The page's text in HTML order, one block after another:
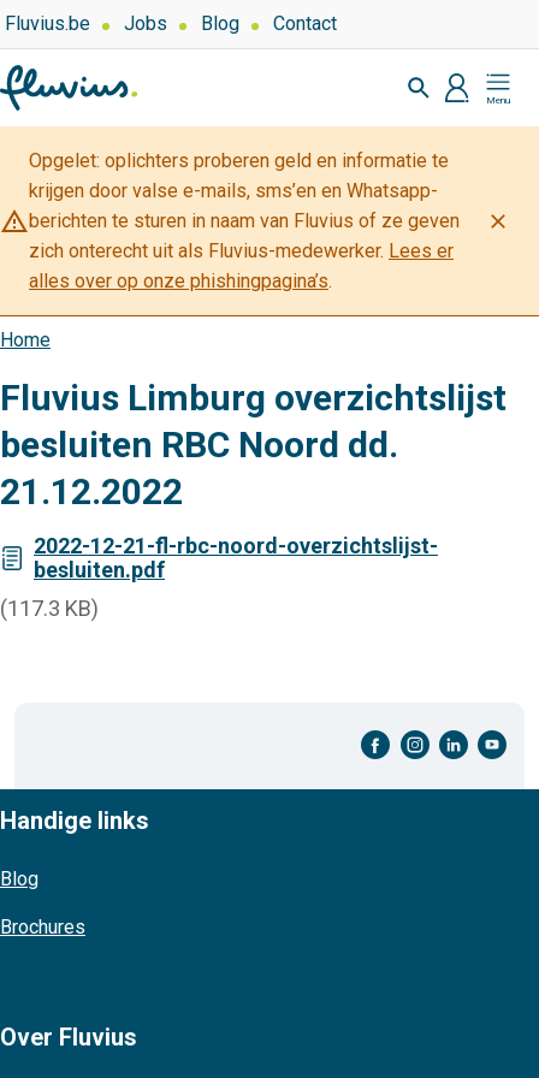
Overslaan
en
naar
de
inhoud
gaan
Top
navigation
Over
Fluvius.be Jobs Blog Contact
Zoeken
profiel
Mijn
Fluvius
warning_amber
Opgelet: oplichters proberen geld en informatie te
krijgen door valse e-mails, sms’en en Whatsapp-
berichten te sturen in naam van Fluvius of ze geven
zich onterecht uit als Fluvius-medewerker. Lees er
alles over op onze phishingpagina’s.
close
Kruimelpad
Home
Fluvius Limburg overzichtslijst
besluiten RBC Noord dd.
21.12.2022
2022-12-21-fl-rbc-noord-overzichtslijst-
besluiten.pdf
(117.3 KB)
facebook-cirkel instagram-cirkel linkedin-cirkel youtube-cirkel
Handige links
Blog
Brochures
Over Fluvius